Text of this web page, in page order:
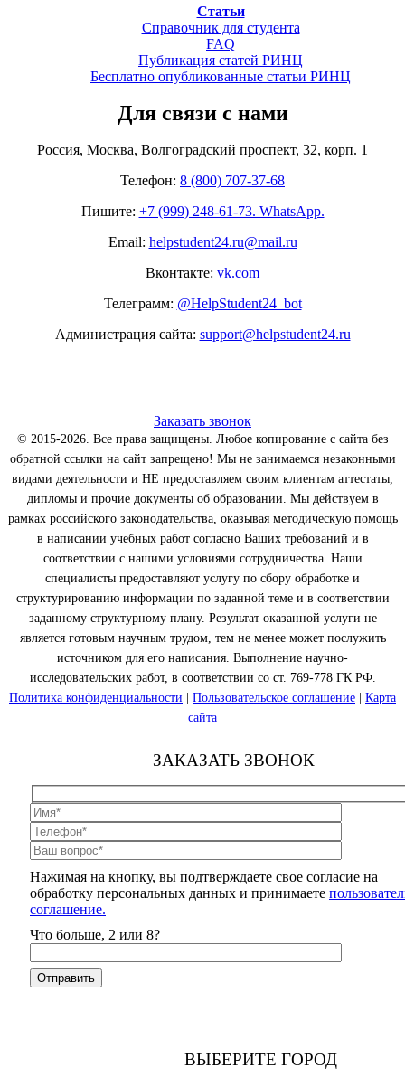
Статьи
Справочник для студента
FAQ
Публикация статей РИНЦ
Бесплатно опубликованные статьи РИНЦ
Для связи с нами
Россия, Москва, Волгоградский проспект, 32, корп. 1
Телефон: 8 (800) 707-37-68
Пишите: +7 (999) 248-61-73. WhatsApp.
Email: helpstudent24.ru@mail.ru
Вконтакте: vk.com
Телеграмм: @HelpStudent24_bot
Администрация сайта: support@helpstudent24.ru
Заказать звонок
© 2015-2026. Все права защищены. Любое копирование с сайта без
обратной ссылки на сайт запрещено! Мы не занимаемся незаконными
видами деятельности и НЕ предоставляем своим клиентам аттестаты,
дипломы и прочие документы об образовании. Мы действуем в
рамках российского законодательства, оказывая методическую помощь
в написании учебных работ согласно Ваших требований и в
соответствии с нашими условиями сотрудничества. Наши
специалисты предоставляют услугу по сбору обработке и
структурированию информации по заданной теме и в соответствии
заданному структурному плану. Результат оказанной услуги не
является готовым научным трудом, тем не менее может послужить
источником для его написания. Выполнение научно-
исследовательских работ, в соответствии со ст. 769-778 ГК РФ.
Политика конфиденциальности
Пользовательское соглашение
Карта
сайта
ЗАКАЗАТЬ ЗВОНОК
Нажимая на кнопку, вы подтверждаете свое согласие на
обработку персональных данных и принимаете
соглашение.
Что больше, 2 или 8?
ВЫБЕРИТЕ ГОРОД